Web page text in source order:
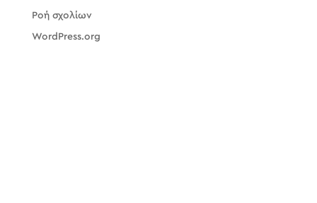
Ροή σχολίων
WordPress.org